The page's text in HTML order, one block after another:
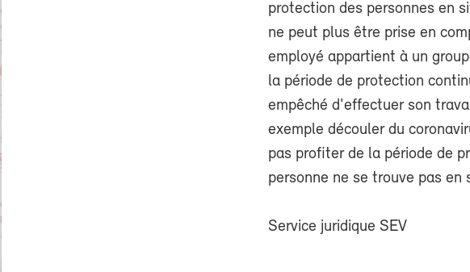
protection des personnes en
ne peut plus être prise en
employé appartient à un
la période de protection
empêché d'effectuer son
exemple découler du
pas profiter de la période de
personne ne se trouve pas
Service juridique SEV